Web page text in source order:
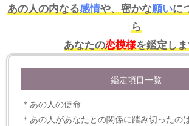
あの人の内なる感情や、密かな願いに
ら
あなたの恋模様を鑑定しま
鑑定項目一覧
＊あの人の使命
＊あの人があなたとの関係に踏み切った